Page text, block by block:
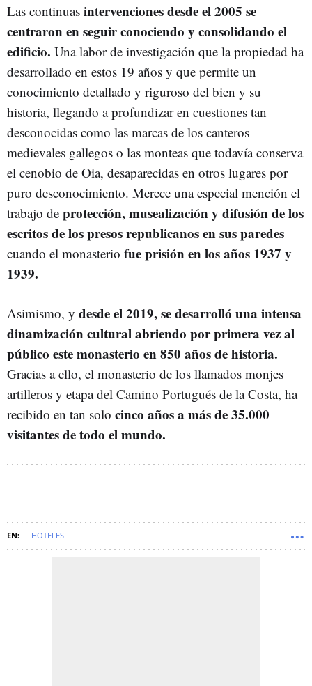
Las continuas intervenciones desde el 2005 se
centraron en seguir conociendo y consolidando el
edificio. Una labor de investigación que la propiedad ha
desarrollado en estos 19 años y que permite un
conocimiento detallado y riguroso del bien y su
historia, llegando a profundizar en cuestiones tan
desconocidas como las marcas de los canteros
medievales gallegos o las monteas que todavía conserva
el cenobio de Oia, desaparecidas en otros lugares por
puro desconocimiento. Merece una especial mención el
trabajo de protección, musealización y difusión de los
escritos de los presos republicanos en sus paredes
cuando el monasterio fue prisión en los años 1937 y
1939.
Asimismo, y desde el 2019, se desarrolló una intensa
dinamización cultural abriendo por primera vez al
público este monasterio en 850 años de historia.
Gracias a ello, el monasterio de los llamados monjes
artilleros y etapa del Camino Portugués de la Costa, ha
recibido en tan solo cinco años a más de 35.000
visitantes de todo el mundo.
HOTELES